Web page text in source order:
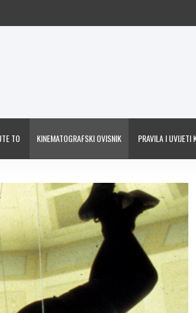
TO KINEMATOGRAFSKI OVISNIK PRAVILA I UVIJETI